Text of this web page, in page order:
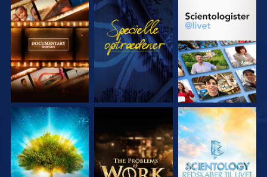
UDFORSK SERIEN SE UDFORSK SERIEN
UDFORSK SERIEN UDFORSK SERIEN UDFORSK SERIEN